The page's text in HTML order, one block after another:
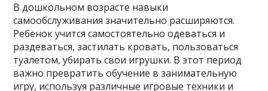
В дошкольном возрасте навыки
самообслуживания значительно расширяются.
Ребенок учится самостоятельно одеваться и
раздеваться, застилать кровать, пользоваться
туалетом, убирать свои игрушки. В этот период
важно превратить обучение в занимательную
игру, используя различные игровые техники и